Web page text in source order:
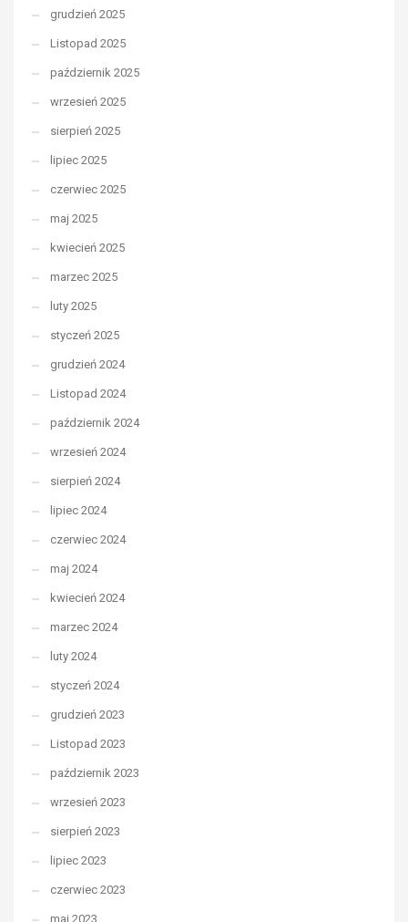
grudzień 2025
Listopad 2025
październik 2025
wrzesień 2025
sierpień 2025
lipiec 2025
czerwiec 2025
maj 2025
kwiecień 2025
marzec 2025
luty 2025
styczeń 2025
grudzień 2024
Listopad 2024
październik 2024
wrzesień 2024
sierpień 2024
lipiec 2024
czerwiec 2024
maj 2024
kwiecień 2024
marzec 2024
luty 2024
styczeń 2024
grudzień 2023
Listopad 2023
październik 2023
wrzesień 2023
sierpień 2023
lipiec 2023
czerwiec 2023
maj 2023